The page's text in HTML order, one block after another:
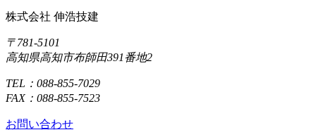
株式会社 伸浩技建
〒781-5101
高知県高知市布師田391番地2
TEL：088-855-7029
FAX：088-855-7523
お問い合わせ